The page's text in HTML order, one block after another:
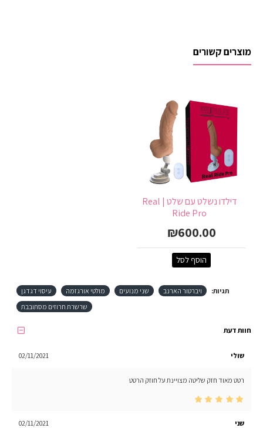
מוצרים קשורים
דילדו נשלט עם שלט | Real
Ride Pro
₪600.00
הוסף לסל
תגיות: ויברטור הארנב שני מנועים מולטי אורגזמה
עיסוי דגדגן
שרשרת חרוזים מסתובבת
חוות דעת
שולי 02/11/2021
רטט מאוד חזק שליטה מצויינת על חוזק הרטט
שני 02/11/2021